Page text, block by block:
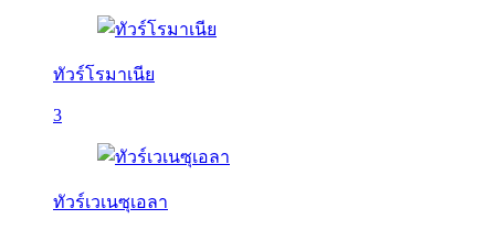
ทัวร์โรมาเนีย
3
ทัวร์เวเนซุเอลา